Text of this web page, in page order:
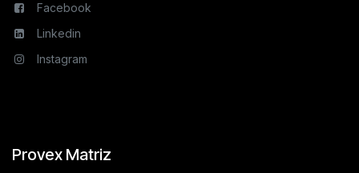
Facebook
Linkedin
Instagram
Provex Matriz